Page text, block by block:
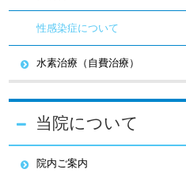
性感染症について
水素治療（自費治療）
当院について
院内ご案内